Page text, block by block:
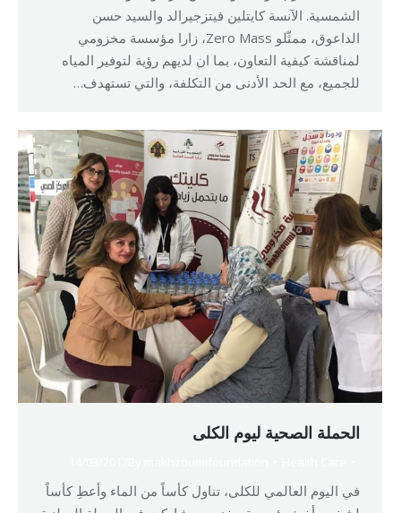
الشمسية. الآنسة كايتلين فيتزجيرالد والسيد حسن
الداعوق، ممثّلو Zero Mass، زارا مؤسسة مخزومي
لمناقشة كيفية التعاون، بما ان لديهم رؤية لتوفير المياه
للجميع، مع الحد الأدنى من التكلفة، والتي تستهدف…
الحملة الصحية لیوم الكلى
في الیوم العالمي للكلى، تناول كأساً من الماء وأعطِ كأساً